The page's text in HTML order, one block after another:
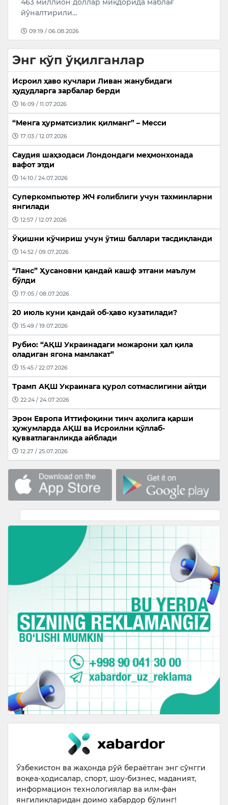
Энг кўп ўқилганлар
Исроил ҳаво кучлари Ливан жанубидаги
ҳудудларга зарбалар берди
16:09 / 11.07.2026
“Менга ҳурматсизлик қилманг” – Месси
17:03 / 12.07.2026
Саудия шаҳзодаси Лондондаги меҳмонхонада
вафот этди
14:10 / 24.07.2026
Суперкомпьютер ЖЧ ғолиблиги учун тахминларни
янгилади
12:57 / 12.07.2026
Ўқишни кўчириш учун ўтиш баллари тасдиқланди
14:52 / 09.07.2026
“Ланс” Ҳусановни қандай кашф этгани маълум
бўлди
17:05 / 08.07.2026
20 июль куни қандай об-ҳаво кузатилади?
15:49 / 19.07.2026
Рубио: “АҚШ Украинадаги можарони ҳал қила
оладиган ягона мамлакат”
15:45 / 22.07.2026
Трамп АҚШ Украинага қурол сотмаслигини айтди
22:24 / 24.07.2026
Эрон Европа Иттифоқини тинч аҳолига қарши
ҳужумларда АҚШ ва Исроилни қўллаб-
қувватлаганликда айблади
12:27 / 25.07.2026
Ўзбекистон ва жаҳонда рўй бераётган энг сўнгги
воқеа-ҳодисалар, спорт, шоу-бизнес, маданият,
информацион технологиялар ва илм-фан
янгиликларидан доимо хабардор бўлинг!